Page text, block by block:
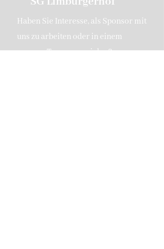
Haben Sie Interesse, als Sponsor mit
uns zu arbeiten oder in einem
unserer Teams zu spielen?